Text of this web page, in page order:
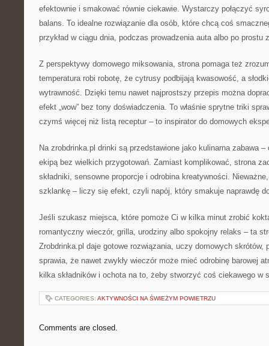
efektownie i smakować równie ciekawie. Wystarczy połączyć
balans. To idealne rozwiązanie dla osób, które chcą coś
przykład w ciągu dnia, podczas prowadzenia auta albo po prostu
Z perspektywy domowego miksowania, strona pomaga też
temperatura robi robotę, że cytrusy podbijają kwasowość, a
wytrawność. Dzięki temu nawet najprostszy przepis można
efekt „wow” bez tony doświadczenia. To właśnie sprytne triki
czymś więcej niż listą receptur – to inspirator do domowych
Na zrobdrinka.pl drinki są przedstawione jako kulinarna zabawa
ekipą bez wielkich przygotowań. Zamiast komplikować, strona
składniki, sensowne proporcje i odrobina kreatywności.
szklankę – liczy się efekt, czyli napój, który smakuje naprawdę
Jeśli szukasz miejsca, które pomoże Ci w kilka minut zrobić
romantyczny wieczór, grilla, urodziny albo spokojny relaks – ta
Zrobdrinka.pl daje gotowe rozwiązania, uczy domowych skrótów,
sprawia, że nawet zwykły wieczór może mieć odrobinę barowej
kilka składników i ochota na to, żeby stworzyć coś ciekawego w
CATEGORIES: AKTYWNOŚCI NA ŚWIEŻYM POWIETRZU
Comments are closed.